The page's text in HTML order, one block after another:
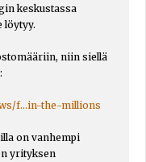
keskustassa
löytyy.
niin siellä
f...in-the-millions
on vanhempi
yrityksen